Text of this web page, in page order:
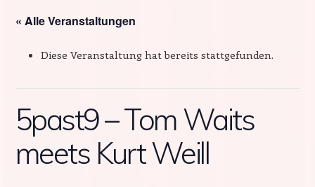
« Alle Veranstaltungen
Diese Veranstaltung hat bereits stattgefunden.
5past9 – Tom Waits
meets Kurt Weill